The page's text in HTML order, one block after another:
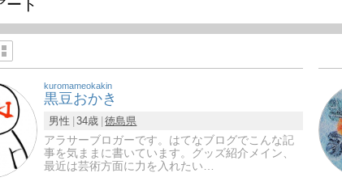
kuromameokakin
黒豆おかき
男性 34歳 徳島県
アラサーブロガーです。はてなブログでこんな記
事を気ままに書いています。グッズ紹介メイン、
最近は芸術方面に力を入れたい…